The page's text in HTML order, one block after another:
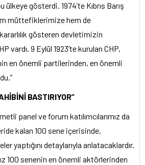
gösterdi. 1974’te Kıbrıs Barış
müttefiklerimize hem de
gösteren devletimizin
vardı. 9 Eylül 1923’te kurulan CHP,
en önemli partilerinden, en önemli
BASTIRIYOR”
panel ve forum katılımcılarımız da
kalan 100 sene içerisinde,
yaptığını detaylarıyla anlatacaklardır.
100 senenin en önemli aktörlerinden